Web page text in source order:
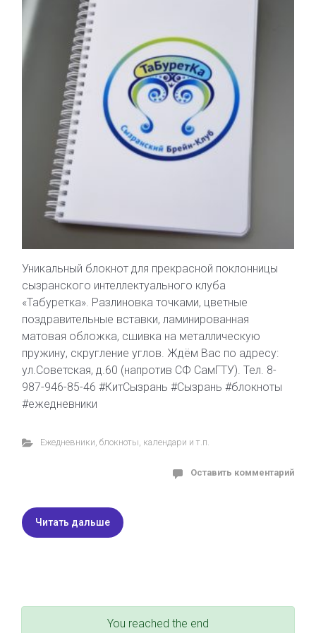
Уникальный блокнот для прекрасной поклонницы
сызранского интеллектуального клуба
«Табуретка». Разлиновка точками, цветные
поздравительные вставки, ламинированная
матовая обложка, сшивка на металлическую
пружину, скругление углов. Ждём Вас по адресу:
ул.Советская, д.60 (напротив СФ СамГТУ). Тел. 8-
987-946-85-46 #КитСызрань #Сызрань #блокноты
#ежедневники
Ежедневники, блокноты, календари и т.п.
Оставить комментарий
Читать дальше
You reached the end